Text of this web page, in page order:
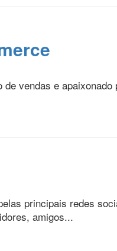
vendas e
principais redes
amigos...